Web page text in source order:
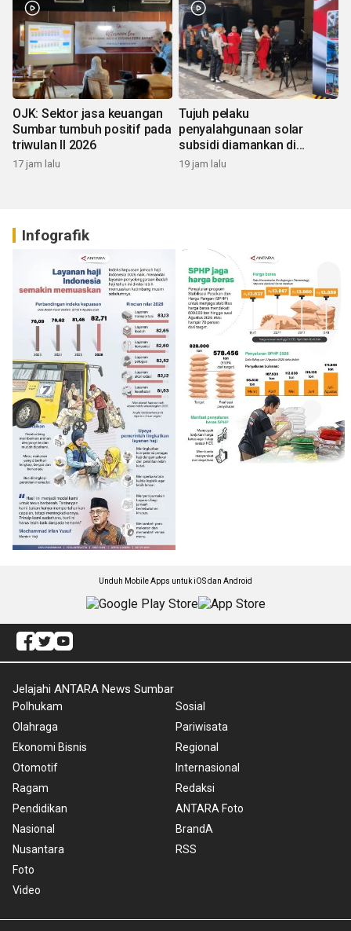
OJK: Sektor jasa keuangan
Sumbar tumbuh positif pada
triwulan II 2026
17 jam lalu
Tujuh pelaku
penyalahgunaan solar
subsidi diamankan di
Sumbar
19 jam lalu
Infografik
Unduh Mobile Apps untuk iOS dan Android
Jelajahi ANTARA News Sumbar
Polhukam
Olahraga
Ekonomi Bisnis
Otomotif
Ragam
Pendidikan
Nasional
Nusantara
Foto
Video
Sosial
Pariwisata
Regional
Internasional
Redaksi
ANTARA Foto
BrandA
RSS